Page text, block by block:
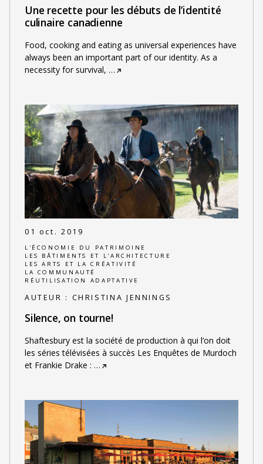
Une recette pour les débuts de l’identité
culinaire canadienne
Food, cooking and eating as universal experiences have
always been an important part of our identity. As a
necessity for survival, …
01 oct. 2019
L'ÉCONOMIE DU PATRIMOINE
LES BÂTIMENTS ET L'ARCHITECTURE
LES ARTS ET LA CRÉATIVITÉ
LA COMMUNAUTÉ
RÉUTILISATION ADAPTATIVE
AUTEUR : CHRISTINA JENNINGS
Silence, on tourne!
Shaftesbury est la société de production à qui l’on doit
les séries télévisées à succès Les Enquêtes de Murdoch
et Frankie Drake : …